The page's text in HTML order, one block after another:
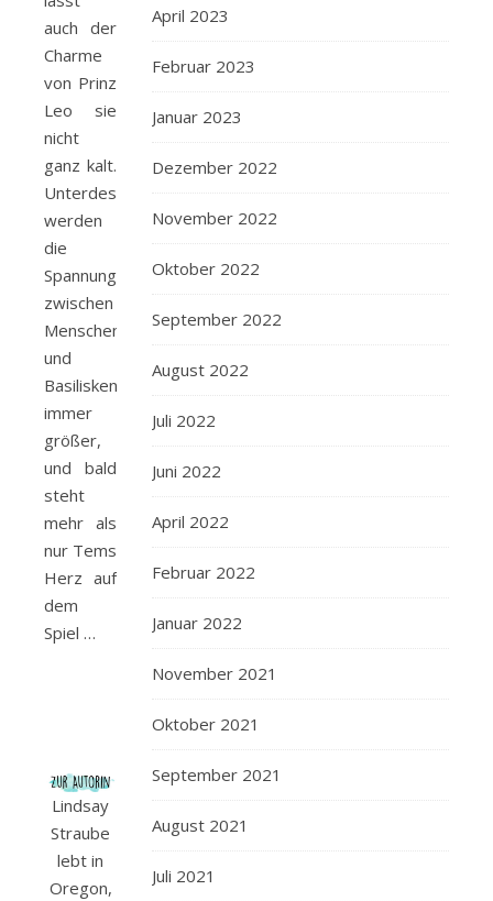
auch der
Charme
von Prinz
Leo sie
nicht
ganz kalt.
Unterdessen
werden
die
Spannungen
zwischen
Menschen
und
Basilisken
immer
größer,
und bald
steht
mehr als
nur Tems
Herz auf
dem
Spiel …
Lindsay
Straube
lebt in
Oregon,
April 2023
Februar 2023
Januar 2023
Dezember 2022
November 2022
Oktober 2022
September 2022
August 2022
Juli 2022
Juni 2022
April 2022
Februar 2022
Januar 2022
November 2021
Oktober 2021
September 2021
August 2021
Juli 2021